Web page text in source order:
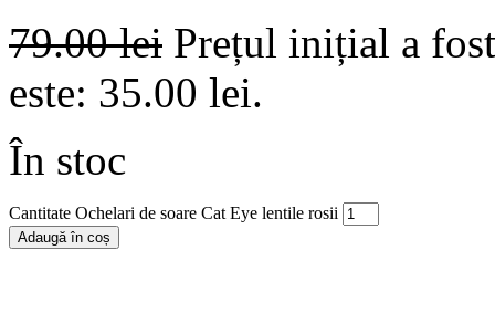
79.00lei Prețul inițial a
este: 35.00 lei.
În stoc
Cantitate Ochelari de soare Cat Eye lentile rosii
Adaugă în coș